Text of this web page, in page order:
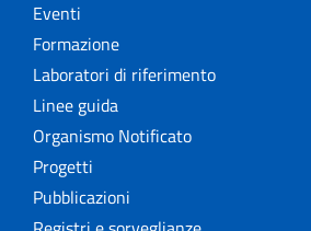
Eventi
Formazione
Laboratori di riferimento
Linee guida
Organismo Notificato
Progetti
Pubblicazioni